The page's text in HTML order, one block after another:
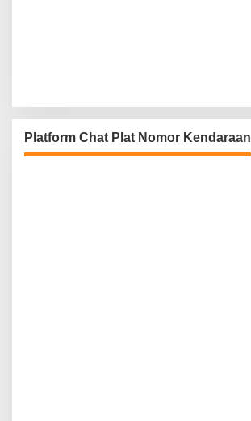
Platform Chat Plat Nomor Kendaraan